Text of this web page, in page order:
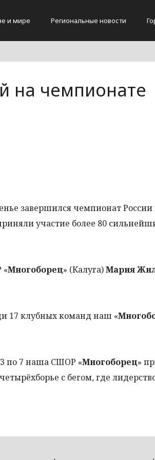
и мире Региональные новости
на чемпионате
завершился чемпионат России
участие более 80
«Многоборец» (Калуга)Мария
17 клубных команд наш «
по 7 наша СШОР «Многоборец»
с бегом, где